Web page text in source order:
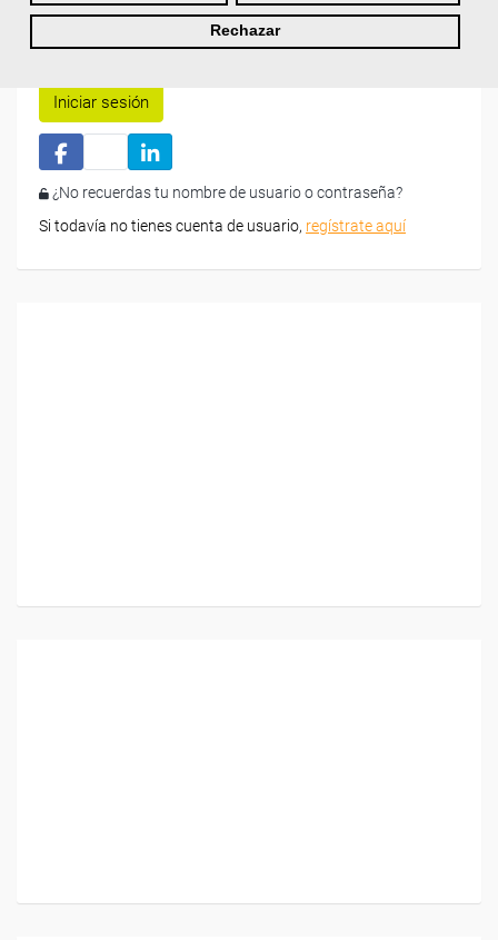
Rechazar
Iniciar sesión
¿No recuerdas tu nombre de usuario o contraseña?
Si todavía no tienes cuenta de usuario, regístrate aquí